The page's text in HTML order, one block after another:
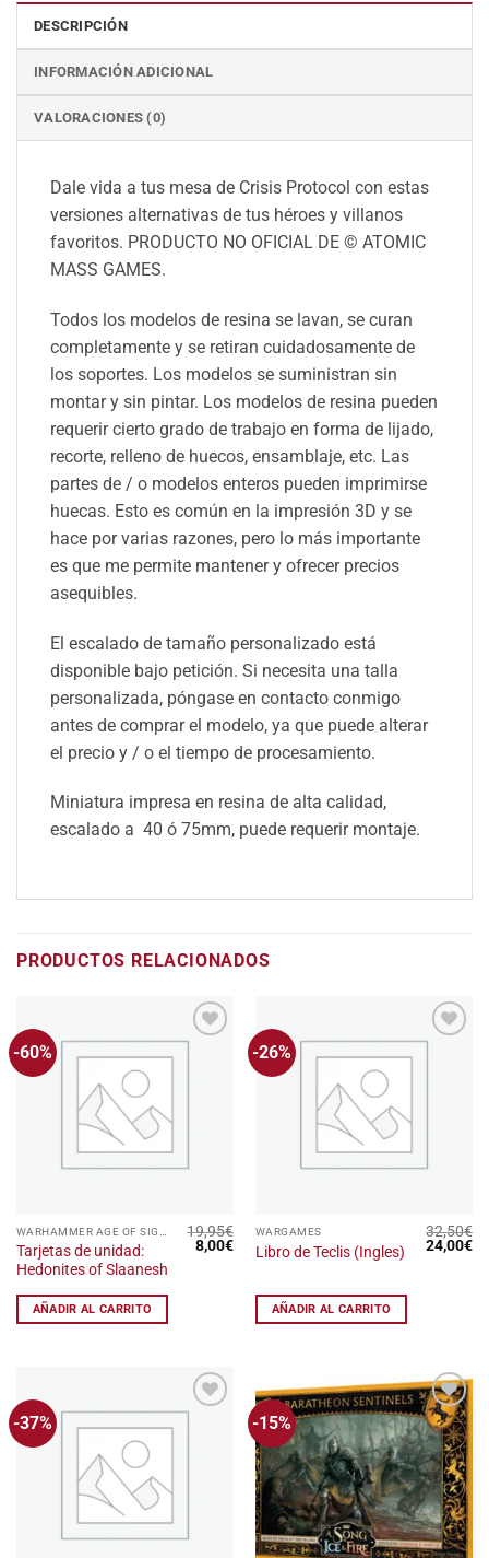
DESCRIPCIÓN
INFORMACIÓN ADICIONAL
VALORACIONES (0)
Dale vida a tus mesa de Crisis Protocol con estas
versiones alternativas de tus héroes y villanos
favoritos. PRODUCTO NO OFICIAL DE © ATOMIC
MASS GAMES.
Todos los modelos de resina se lavan, se curan
completamente y se retiran cuidadosamente de
los soportes. Los modelos se suministran sin
montar y sin pintar. Los modelos de resina pueden
requerir cierto grado de trabajo en forma de lijado,
recorte, relleno de huecos, ensamblaje, etc. Las
partes de / o modelos enteros pueden imprimirse
huecas. Esto es común en la impresión 3D y se
hace por varias razones, pero lo más importante
es que me permite mantener y ofrecer precios
asequibles.
El escalado de tamaño personalizado está
disponible bajo petición. Si necesita una talla
personalizada, póngase en contacto conmigo
antes de comprar el modelo, ya que puede alterar
el precio y / o el tiempo de procesamiento.
Miniatura impresa en resina de alta calidad,
escalado a 40 ó 75mm, puede requerir montaje.
PRODUCTOS RELACIONADOS
-60%
WARHAMMER AGE OF SIGMAR
Tarjetas de unidad:
Hedonites of Slaanesh
19,95€
El
precio
8,00€El
precio
8,00€.
AÑADIR AL CARRITO
-26%
WARGAMES
Libro de Teclis (Ingles)
32,50€
El
precio
24,00€El
AÑADIR AL CARRITO
-37% -15%
Añadir
a la
lista
de
deseos